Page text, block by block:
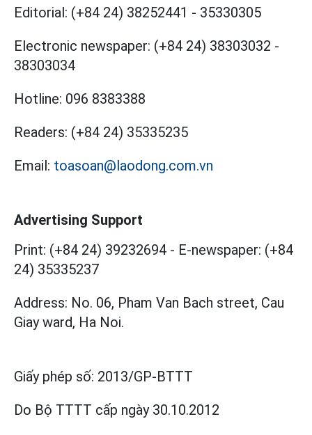
Editorial: (+84 24) 38252441 - 35330305
Electronic newspaper: (+84 24) 38303032 -
38303034
Hotline: 096 8383388
Readers: (+84 24) 35335235
Email: toasoan@laodong.com.vn
Advertising Support
Print: (+84 24) 39232694 - E-newspaper: (+84
24) 35335237
Address: No. 06, Pham Van Bach street, Cau
Giay ward, Ha Noi.
Giấy phép số: 2013/GP-BTTT
Do Bộ TTTT cấp ngày 30.10.2012